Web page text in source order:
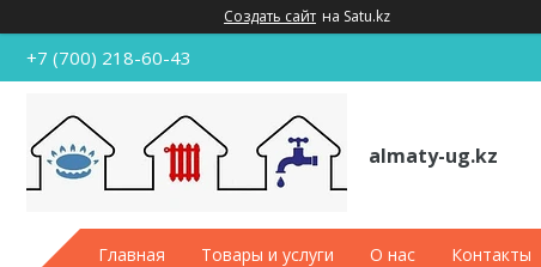
Создать сайт на Satu.kz
+7 (700) 218-60-43
almaty-ug.kz
Главная Товары и услуги О нас Контакты